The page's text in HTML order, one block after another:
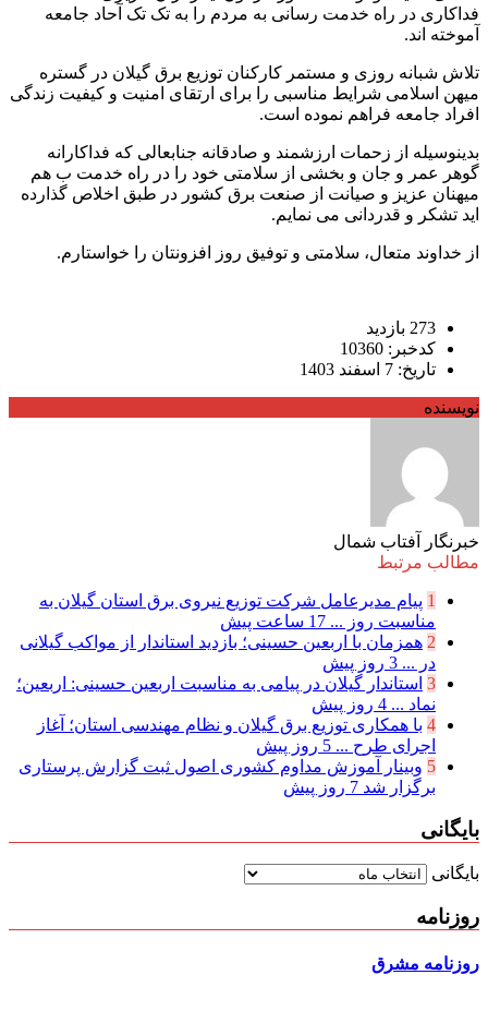
فداکاری در راه خدمت رسانی به مردم را به تک تک آحاد جامعه
آموخته اند.
تلاش شبانه روزی و مستمر کارکنان توزیع برق گیلان در گستره
میهن اسلامی شرایط مناسبی را برای ارتقای امنیت و کیفیت زندگی
افراد جامعه فراهم نموده است.
بدینوسیله از زحمات ارزشمند و صادقانه جنابعالی که فداکارانه
گوهر عمر و جان و بخشی از سلامتی خود را در راه خدمت ب هم
میهنان عزیز و صیانت از صنعت برق کشور در طبق اخلاص گذارده
اید تشکر و قدردانی می نمایم.
از خداوند متعال، سلامتی و توفیق روز افزونتان را خواستارم.
273 بازدید
کدخبر: 10360
تاریخ: 7 اسفند 1403
نویسنده
خبرنگار آفتاب شمال
مطالب مرتبط
1 پیام مدیرعامل شركت توزیع نیروی برق استان گیلان به
مناسبت روز ... 17 ساعت پیش
2 همزمان با اربعین حسینی؛ بازدید استاندار از مواکب گیلانی
در ... 3 روز پیش
3 استاندار گیلان در پیامی به مناسبت اربعین حسینی: اربعین؛
نماد ... 4 روز پیش
4 با همکاری توزیع برق گیلان و نظام مهندسی استان؛ آغاز
اجرای طرح ... 5 روز پیش
5 وبینار آموزش مداوم کشوری اصول ثبت گزارش پرستاری
برگزار شد 7 روز پیش
بایگانی
بایگانی
روزنامه
روزنامه مشرق